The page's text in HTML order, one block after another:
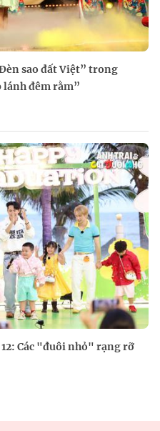
sao đất Việt” trong
lánh đêm rằm”
Các "đuôi nhỏ" rạng rỡ